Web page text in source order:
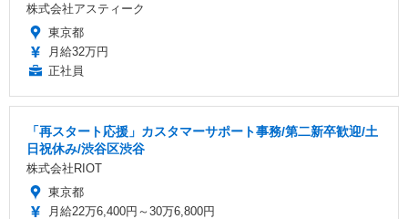
株式会社アスティーク
東京都
月給32万円
正社員
「再スタート応援」カスタマーサポート事務/第二新卒歓迎/土
日祝休み/渋谷区渋谷
株式会社RIOT
東京都
月給22万6,400円～30万6,800円